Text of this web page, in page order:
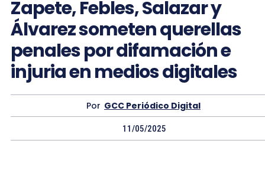
Zapete, Febles, Salazar y
Álvarez someten querellas
penales por difamación e
injuria en medios digitales
Por GCC Periódico Digital
11/05/2025